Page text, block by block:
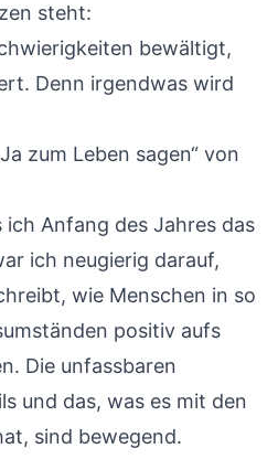
steht:
bewältigt,
Denn irgendwas wird
zum Leben sagen“ von
ich Anfang des Jahres das
ich neugierig darauf,
wie Menschen in so
positiv aufs
Die unfassbaren
und das, was es mit den
sind bewegend.